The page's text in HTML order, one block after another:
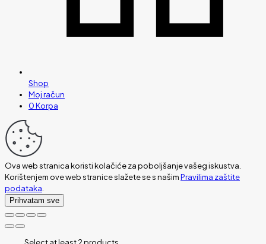
Shop
Moj račun
0Korpa
Ova web stranica koristi kolačiće za poboljšanje vašeg iskustva.
Korištenjem ove web stranice slažete se s našimPravilima zaštite
podataka.
Prihvatam sve